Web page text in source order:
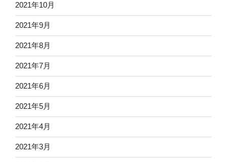
2021年10月
2021年9月
2021年8月
2021年7月
2021年6月
2021年5月
2021年4月
2021年3月